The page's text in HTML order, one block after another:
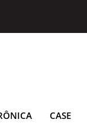
CASE